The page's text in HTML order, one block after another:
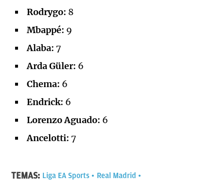
Rodrygo: 8
Mbappé: 9
Alaba: 7
Arda Güler: 6
Chema: 6
Endrick: 6
Lorenzo Aguado: 6
Ancelotti: 7
TEMAS: Liga EA Sports
Real Madrid